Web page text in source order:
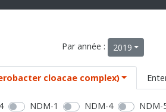
Par année : 2019
cloacae complex)
NDM-1 NDM-4 NDM-